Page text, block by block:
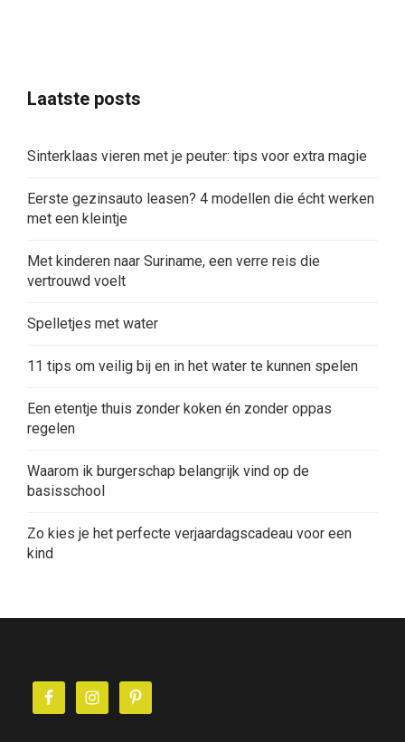
Laatste posts
Sinterklaas vieren met je peuter: tips voor extra magie
Eerste gezinsauto leasen? 4 modellen die écht werken
met een kleintje
Met kinderen naar Suriname, een verre reis die
vertrouwd voelt
Spelletjes met water
11 tips om veilig bij en in het water te kunnen spelen
Een etentje thuis zonder koken én zonder oppas
regelen
Waarom ik burgerschap belangrijk vind op de
basisschool
Zo kies je het perfecte verjaardagscadeau voor een
kind